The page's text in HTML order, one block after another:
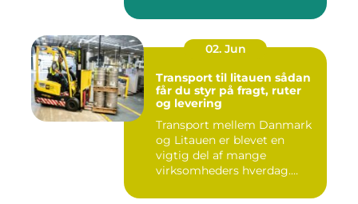
02. Jun
Transport til litauen sådan
får du styr på fragt, ruter
og levering
Transport mellem Danmark
og Litauen er blevet en
vigtig del af mange
virksomheders hverdag.